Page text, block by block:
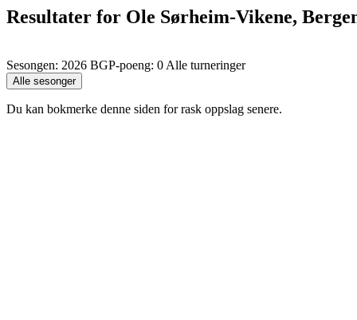
Resultater for Ole Sørheim-Vikene,
Sesongen: 2026 BGP-poeng: 0 Alle turneringer
Du kan bokmerke denne siden for rask oppslag senere.